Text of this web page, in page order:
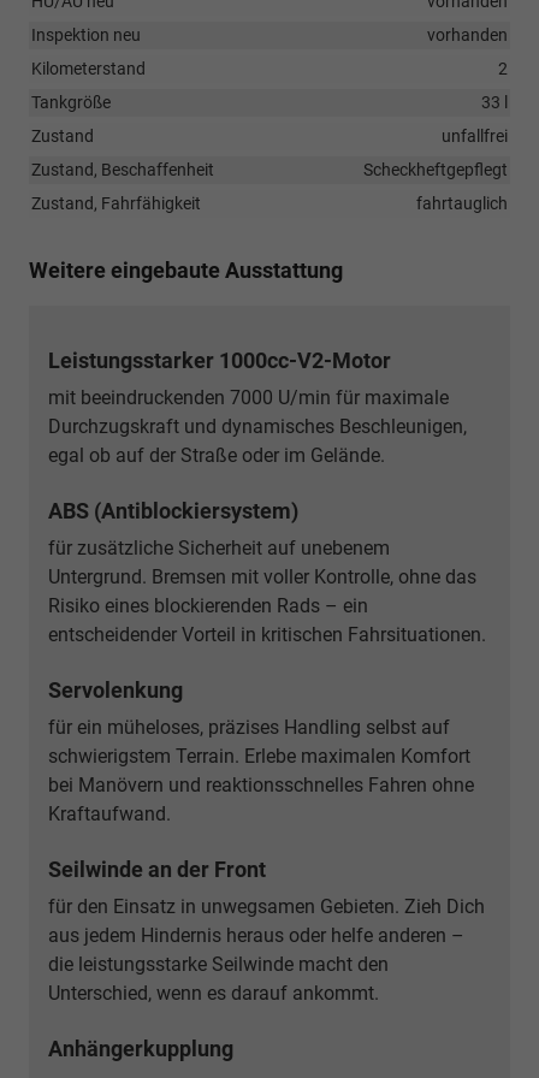
Inspektion neu
vorhanden
Kilometerstand
2
Tankgröße
33 l
Zustand
unfallfrei
Zustand, Beschaffenheit
Scheckheftgepflegt
Zustand, Fahrfähigkeit
fahrtauglich
Weitere eingebaute Ausstattung
Leistungsstarker 1000cc-V2-Motor
mit beeindruckenden 7000 U/min für maximale
Durchzugskraft und dynamisches Beschleunigen,
egal ob auf der Straße oder im Gelände.
ABS (Antiblockiersystem)
für zusätzliche Sicherheit auf unebenem
Untergrund. Bremsen mit voller Kontrolle, ohne das
Risiko eines blockierenden Rads – ein
entscheidender Vorteil in kritischen Fahrsituationen.
Servolenkung
für ein müheloses, präzises Handling selbst auf
schwierigstem Terrain. Erlebe maximalen Komfort
bei Manövern und reaktionsschnelles Fahren ohne
Kraftaufwand.
Seilwinde an der Front
für den Einsatz in unwegsamen Gebieten. Zieh Dich
aus jedem Hindernis heraus oder helfe anderen –
die leistungsstarke Seilwinde macht den
Unterschied, wenn es darauf ankommt.
Anhängerkupplung